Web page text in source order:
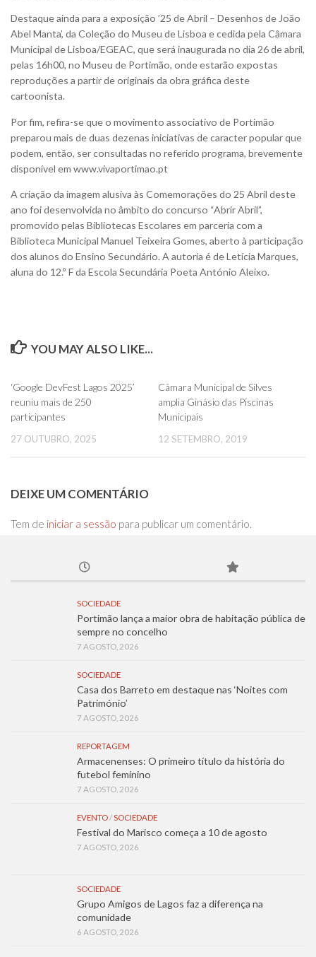
Destaque ainda para a exposição ’25 de Abril – Desenhos de João
Abel Manta’, da Coleção do Museu de Lisboa e cedida pela Câmara
Municipal de Lisboa/EGEAC, que será inaugurada no dia 26 de abril,
pelas 16h00, no Museu de Portimão, onde estarão expostas
reproduções a partir de originais da obra gráfica deste
cartoonista.
Por fim, refira-se que o movimento associativo de Portimão
preparou mais de duas dezenas iniciativas de caracter popular que
podem, então, ser consultadas no referido programa, brevemente
disponível em www.vivaportimao.pt
A criação da imagem alusiva às Comemorações do 25 Abril deste
ano foi desenvolvida no âmbito do concurso “Abrir Abril”,
promovido pelas Bibliotecas Escolares em parceria com a
Biblioteca Municipal Manuel Teixeira Gomes, aberto à participação
dos alunos do Ensino Secundário. A autoria é de Letícia Marques,
aluna do 12.º F da Escola Secundária Poeta António Aleixo.
YOU MAY ALSO LIKE...
‘Google DevFest Lagos 2025’
reuniu mais de 250
participantes
27 OUTUBRO, 2025
Câmara Municipal de Silves
amplia Ginásio das Piscinas
Municipais
12 SETEMBRO, 2019
DEIXE UM COMENTÁRIO
Tem de iniciar a sessão para publicar um comentário.
SOCIEDADE
Portimão lança a maior obra de habitação pública de
sempre no concelho
7 AGOSTO, 2026
SOCIEDADE
Casa dos Barreto em destaque nas ‘Noites com
Património’
7 AGOSTO, 2026
REPORTAGEM
Armacenenses: O primeiro título da história do
futebol feminino
7 AGOSTO, 2026
EVENTO / SOCIEDADE
Festival do Marisco começa a 10 de agosto
7 AGOSTO, 2026
SOCIEDADE
Grupo Amigos de Lagos faz a diferença na
comunidade
6 AGOSTO, 2026